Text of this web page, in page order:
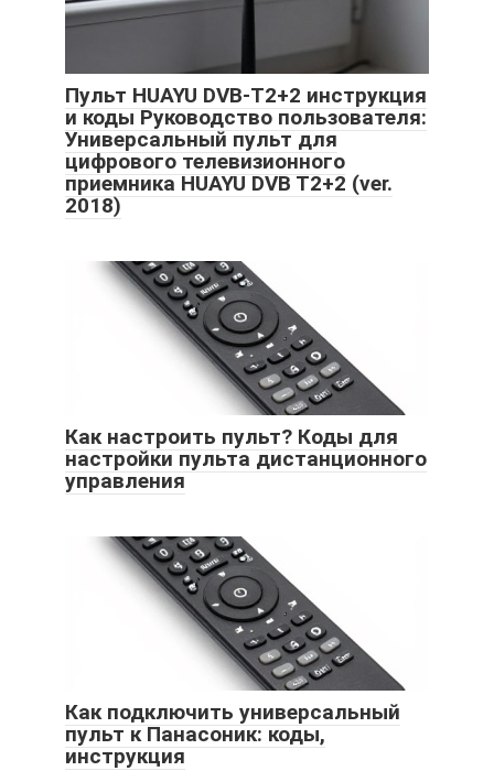
Пульт HUAYU DVB-T2+2 инструкция
и коды Руководство пользователя:
Универсальный пульт для
цифрового телевизионного
приемника HUAYU DVB T2+2 (ver.
2018)
Как настроить пульт? Коды для
настройки пульта дистанционного
управления
Как подключить универсальный
пульт к Панасоник: коды,
инструкция